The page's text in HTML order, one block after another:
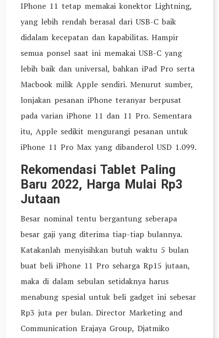
IPhone 11 tetap memakai konektor Lightning,
yang lebih rendah berasal dari USB-C baik
didalam kecepatan dan kapabilitas. Hampir
semua ponsel saat ini memakai USB-C yang
lebih baik dan universal, bahkan iPad Pro serta
Macbook milik Apple sendiri. Menurut sumber,
lonjakan pesanan iPhone teranyar berpusat
pada varian iPhone 11 dan 11 Pro. Sementara
itu, Apple sedikit mengurangi pesanan untuk
iPhone 11 Pro Max yang dibanderol USD 1.099.
Rekomendasi Tablet Paling
Baru 2022, Harga Mulai Rp3
Jutaan
Besar nominal tentu bergantung seberapa
besar gaji yang diterima tiap-tiap bulannya.
Katakanlah menyisihkan butuh waktu 5 bulan
buat beli iPhone 11 Pro seharga Rp15 jutaan,
maka di dalam sebulan setidaknya harus
menabung spesial untuk beli gadget ini sebesar
Rp3 juta per bulan. Director Marketing and
Communication Erajaya Group, Djatmiko